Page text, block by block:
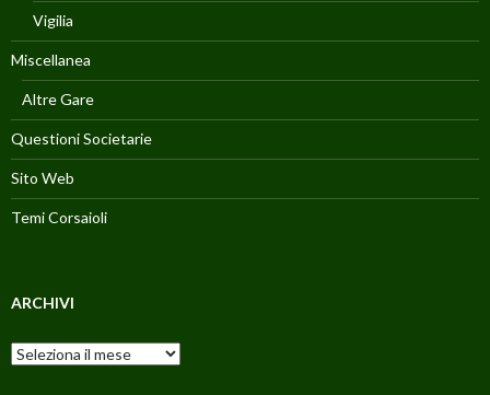
Vigilia
Miscellanea
Altre Gare
Questioni Societarie
Sito Web
Temi Corsaioli
ARCHIVI
Archivi